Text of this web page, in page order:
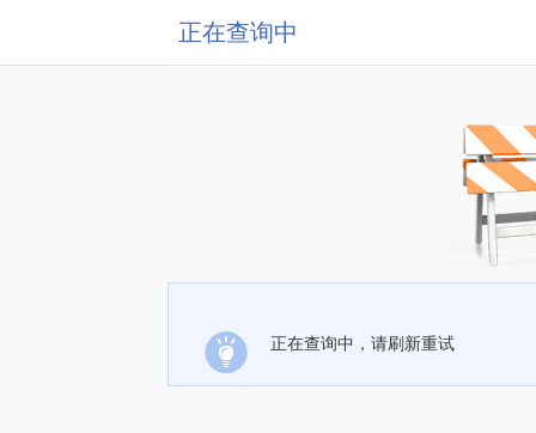
正在查询中
正在查询中，请刷新重试